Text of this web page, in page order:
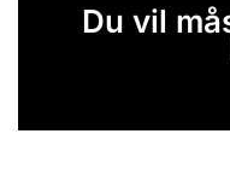
Du vil